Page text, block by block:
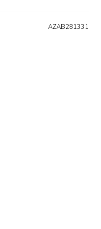
AZAB281331